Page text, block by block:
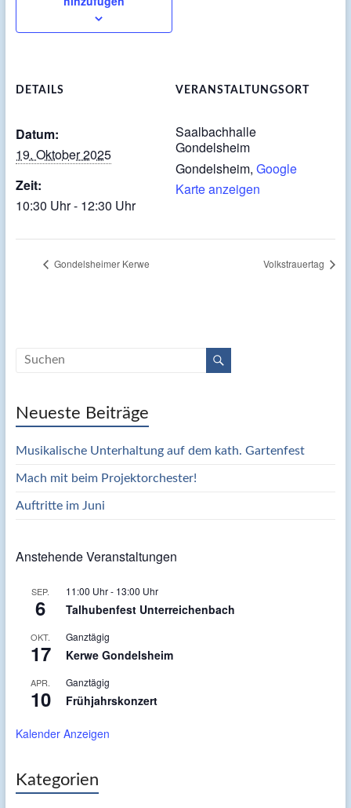
DETAILS
Datum:
19. Oktober 2025
Zeit:
10:30 Uhr - 12:30 Uhr
VERANSTALTUNGSORT
Saalbachhalle
Gondelsheim
Gondelsheim, Google
Karte anzeigen
Gondelsheimer Kerwe Volkstrauertag
Neueste Beiträge
Musikalische Unterhaltung auf dem kath. Gartenfest
Mach mit beim Projektorchester!
Auftritte im Juni
Anstehende Veranstaltungen
SEP.
6
11:00 Uhr- 13:00 Uhr
Talhubenfest Unterreichenbach
OKT.
17
Ganztägig
Kerwe Gondelsheim
APR.
10
Ganztägig
Frühjahrskonzert
Kalender Anzeigen
Kategorien